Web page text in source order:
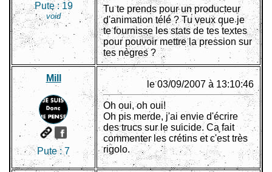
Pute :19
void
Tu te prends pour un producteur
d'animation télé ? Tu veux que je
te fournisse les stats de tes textes
pour pouvoir mettre la pression sur
tes nègres ?
Mill
Pute :7
le 03/09/2007 à 13:10:46
Oh oui, oh oui!
Oh pis merde, j'ai envie d'écrire
des trucs sur le suicide. Ca fait
commenter les crétins et c'est très
rigolo.